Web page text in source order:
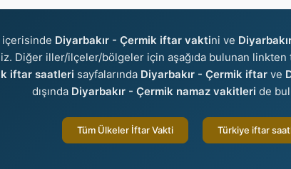
içerisinde Diyarbakır - Çermik iftar vaktini ve
Diğer iller/ilçeler/bölgeler için aşağıda bulunan linkten
iftar saatleri sayfalarında Diyarbakır - Çermik iftar ve
dışında Diyarbakır - Çermik namaz vakitleri de
Tüm Ülkeler İftar Vakti Türkiye iftar